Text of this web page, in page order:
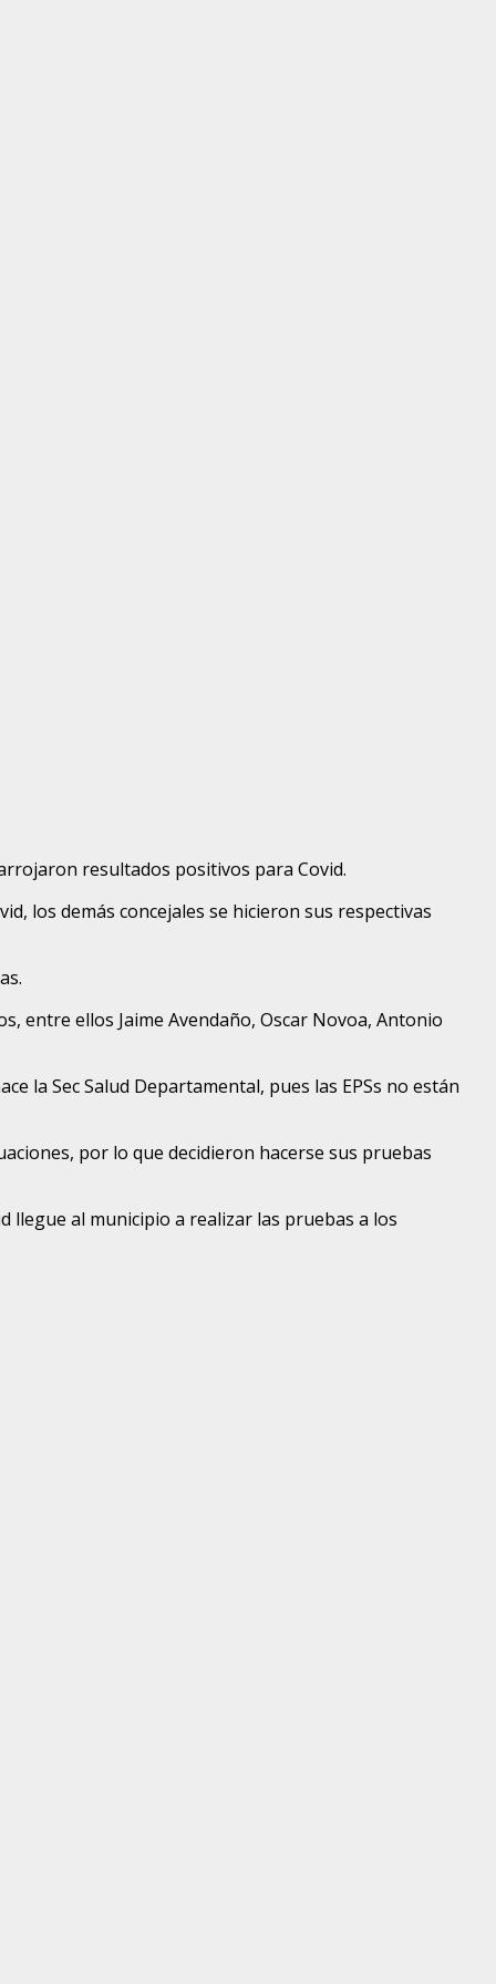
resultados positivos para Covid.
los demás concejales se hicieron sus respectivas
entre ellos Jaime Avendaño, Oscar Novoa, Antonio
la Sec Salud Departamental, pues las EPSs no están
por lo que decidieron hacerse sus pruebas
llegue al municipio a realizar las pruebas a los